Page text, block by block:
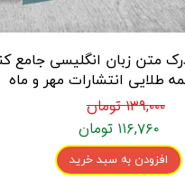
4030 درک متن زبان انگلیسی جامع
طلایی انتشارات مهر و ماه
۱۳۹,۰۰۰ تومان
۱۱۶,۷۶۰ تومان
افزودن به سبد خرید